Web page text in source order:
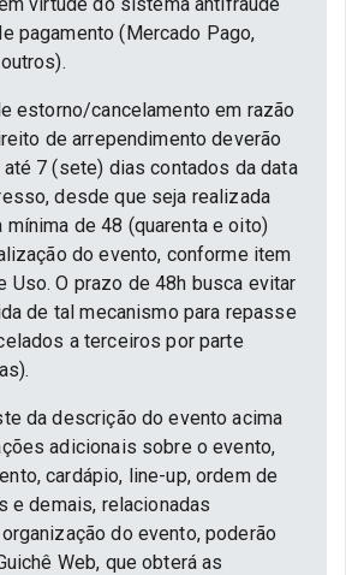
pagamento (Mercado Pago,
estorno/cancelamento em razão
de arrependimento deverão
7 (sete) dias contados da data
desde que seja realizada
mínima de 48 (quarenta e oito)
do evento, conforme item
Uso. O prazo de 48h busca evitar
de tal mecanismo para repasse
a terceiros por parte
da descrição do evento acima
adicionais sobre o evento,
cardápio, line-up, ordem de
e demais, relacionadas
do evento, poderão
Web, que obterá as